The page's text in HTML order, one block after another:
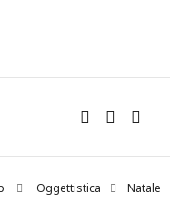
Oggettistica Natale